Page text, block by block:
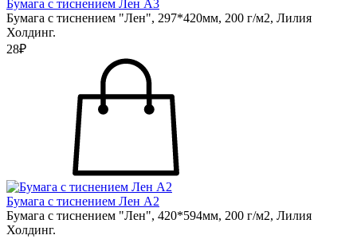
Бумага с тиснением Лен А3
Бумага с тиснением "Лен", 297*420мм, 200 г/м2, Лилия
Холдинг.
28₽
Бумага с тиснением Лен А2
Бумага с тиснением "Лен", 420*594мм, 200 г/м2, Лилия
Холдинг.